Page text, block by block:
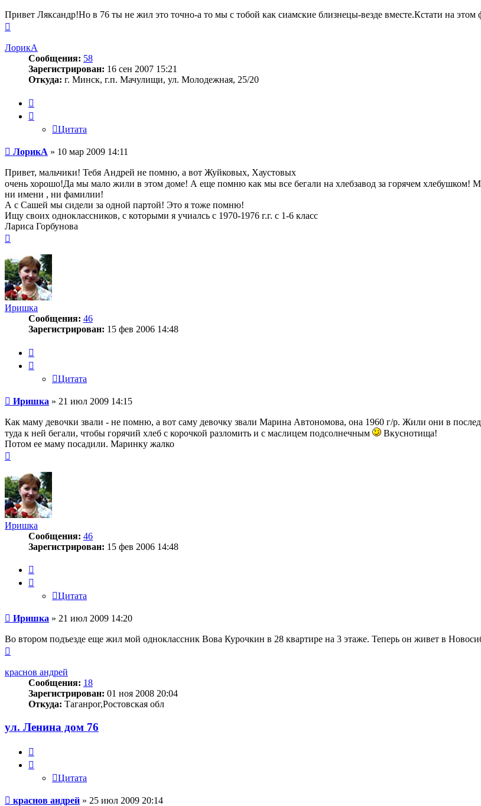
Привет Ляксандр!Но в 76 ты не жил это точно-а то мы с тобой как сиамские близнецы-везде вместе.Кстати на
началу
ЛорикА
Сообщения: 58
Зарегистрирован: 16 сен 2007 15:21
Откуда: г. Минск, г.п. Мачулищи, ул. Молодежная, 25/20
Цитата
Сообщение
ЛорикА » 10 мар 2009 14:11
Привет, мальчики! Тебя Андрей не помню, а вот Жуйковых, Хаустовых
очень хорошо!Да мы мало жили в этом доме! А еще помню как мы все бегали на хлебзавод за горячем
ни имени , ни фамилии!
А с Сашей мы сидели за одной партой! Это я тоже помню!
Ищу своих одноклассников, с которыми я учиалсь с 1970-1976 г.г. с 1-6 класс
Лариса Горбунова
началу
Иришка
Сообщения: 46
Зарегистрирован: 15 фев 2006 14:48
Цитата
Сообщение
Иришка » 21 июл 2009 14:15
Как маму девочки звали - не помню, а вот саму девочку звали Марина Автономова, она 1960 г/р. Жили они в
туда к ней бегали, чтобы горячий хлеб с корочкой разломить и с маслицем подсолнечным
Вкуснотища!
Потом ее маму посадили. Маринку жалко
началу
Иришка
Сообщения: 46
Зарегистрирован: 15 фев 2006 14:48
Цитата
Сообщение
Иришка » 21 июл 2009 14:20
Во втором подъезде еще жил мой одноклассник Вова Курочкин в 28 квартире на 3 этаже. Теперь он живет в
началу
краснов андрей
Сообщения: 18
Зарегистрирован: 01 ноя 2008 20:04
Откуда: Таганрог,Ростовская обл
ул. Ленина дом 76
Цитата
Сообщение
краснов андрей » 25 июл 2009 20:14